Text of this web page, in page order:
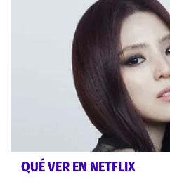
QUÉ VER EN NETFLIX